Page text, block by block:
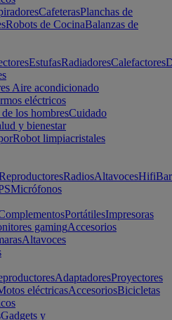
CafeterasPlanchas de
Robots de CocinaBalanzas de
EstufasRadiadoresCalefactores
Aire acondicionado
eléctricos
los hombresCuidado
y bienestar
Robot limpiacristales
RadiosAltavocesHifi
Micrófonos
PortátilesImpresoras
gamingAccesorios
Altavoces
AdaptadoresProyectores
eléctricasAccesoriosBicicletas
Gadgets y